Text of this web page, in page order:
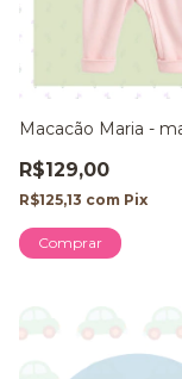
Macacão Maria -
R$129,00
R$125,13 com Pix
Comprar